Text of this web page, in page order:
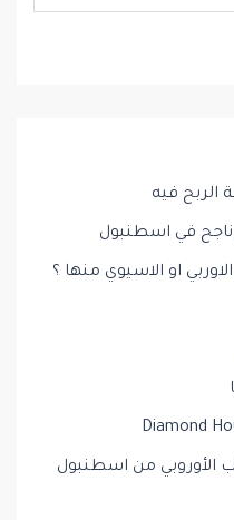
الربح فيه
في اسطنبول
او الاسيوي منها ؟
الأوروبي من اسطنبول